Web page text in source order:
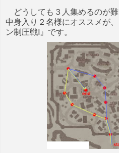
どうしても３人集めるのが難
中身入り２名様にオススメが
ン制圧戦Ⅰ』です。